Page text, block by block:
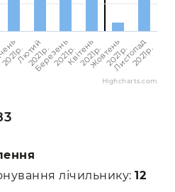
2021p.Лютий
2021p.
Березень
2021p.Квітень
2021p.
Жовтень
2021p.
Листопад
2021p.
Highcharts.com
лічильнику: 12